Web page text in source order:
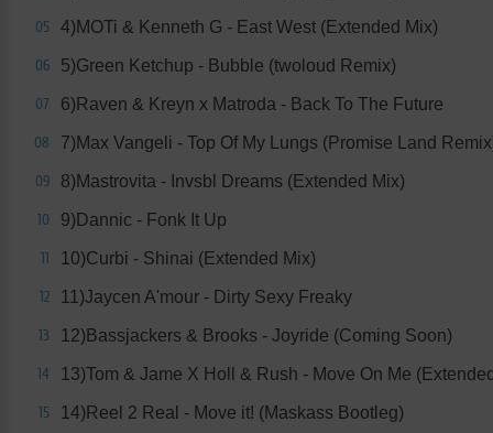
05 4)MOTi & Kenneth G - East West (Extended Mix)
06 5)Green Ketchup - Bubble (twoloud Remix)
07 6)Raven & Kreyn x Matroda - Back To The Future
08 7)Max Vangeli - Top Of My Lungs (Promise Land
09 8)Mastrovita - Invsbl Dreams (Extended Mix)
10 9)Dannic - Fonk It Up
11 10)Curbi - Shinai (Extended Mix)
12 11)Jaycen A'mour - Dirty Sexy Freaky
13 12)Bassjackers & Brooks - Joyride (Coming Soon)
14 13)Tom & Jame X Holl & Rush - Move On Me
15 14)Reel 2 Real - Move it! (Maskass Bootleg)